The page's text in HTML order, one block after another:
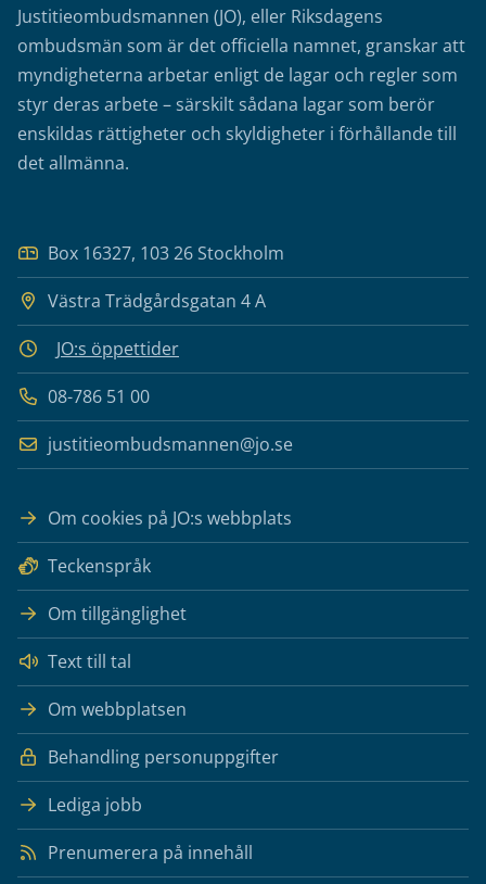
Justitieombudsmannen (JO), eller Riksdagens
ombudsmän som är det officiella namnet, granskar att
myndigheterna arbetar enligt de lagar och regler som
styr deras arbete – särskilt sådana lagar som berör
enskildas rättigheter och skyldigheter i förhållande till
det allmänna.
Box 16327, 103 26 Stockholm
Västra Trädgårdsgatan 4 A
JO:s öppettider
08-786 51 00
justitieombudsmannen@jo.se
Om cookies på JO:s webbplats
Teckenspråk
Om tillgänglighet
Text till tal
Om webbplatsen
Behandling personuppgifter
Lediga jobb
Prenumerera på innehåll